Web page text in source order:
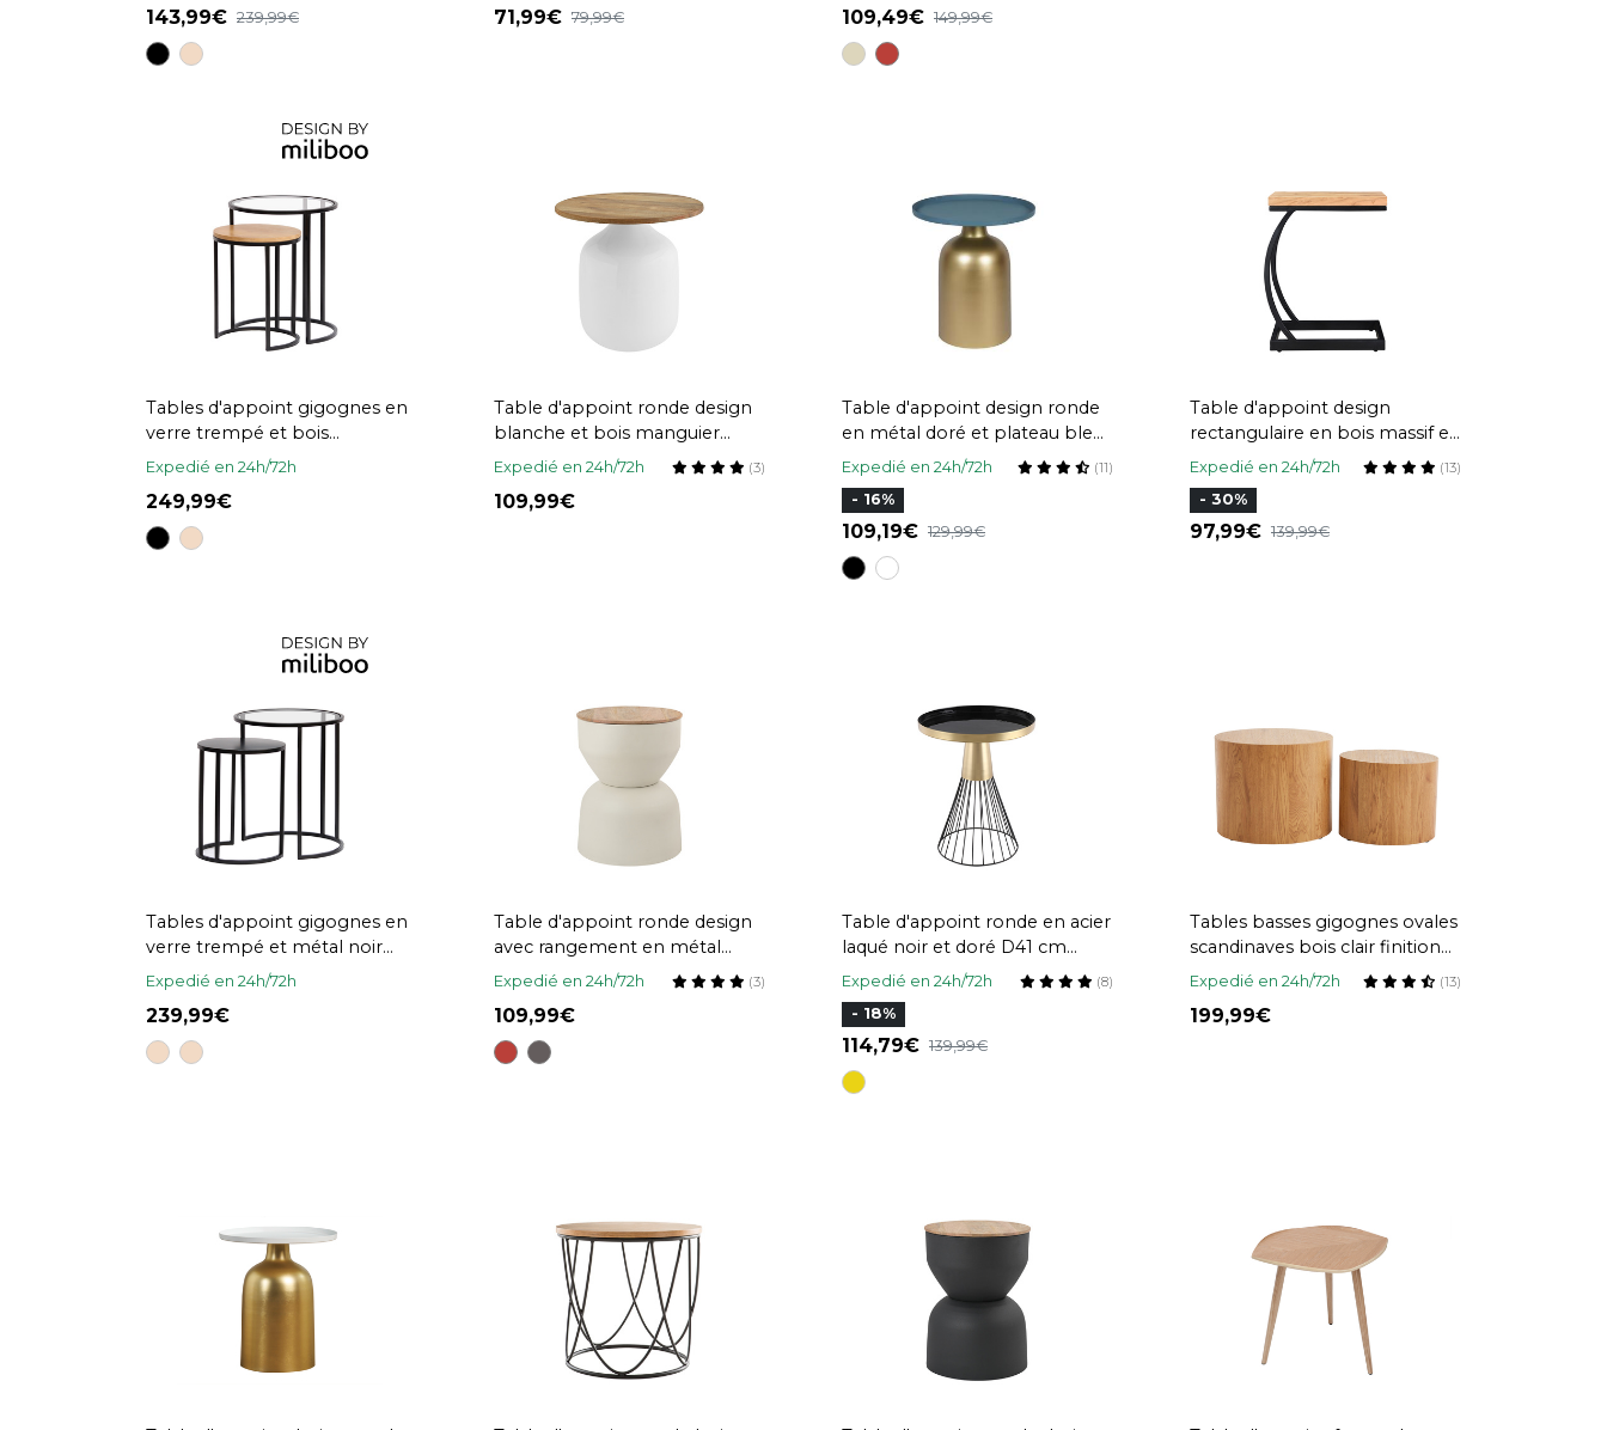
143,99 239,99 71,99 79,99 109,49 149,99
Tables d'appoint gigognes en
verre trempé et bois
manguier massif TAHL
Expedié en 24h/72h
249,99
Table d'appoint ronde design
blanche et bois manguier
massif H49 cm VERONA
Expedié en 24h/72h (3)
109,99
Table d'appoint design ronde
en métal doré et plateau bleu
pétrole mat RAMSES
Expedié en 24h/72h (11)
- 16%
109,19 129,99
Table d'appoint design
rectangulaire en bois massif et
métal noir L45 cm BREAK
Expedié en 24h/72h (13)
- 30%
97,99 139,99
Tables d'appoint gigognes en
verre trempé et métal noir
TAHL
Expedié en 24h/72h
239,99
Table d'appoint ronde design
avec rangement en métal
grège et bois manguier massif
D30 cm YOYO
Expedié en 24h/72h (3)
109,99
Table d'appoint ronde en acier
laqué noir et doré D41 cm
SPLEEN
Expedié en 24h/72h (8)
- 18%
114,79 139,99
Tables basses gigognes ovales
scandinaves bois clair finition
chêne (lot de 2) WOODY
Expedié en 24h/72h (13)
199,99